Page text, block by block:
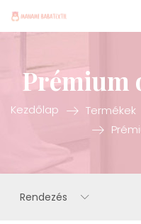
Prémium
Kezdőlap Termékek
Rendezés